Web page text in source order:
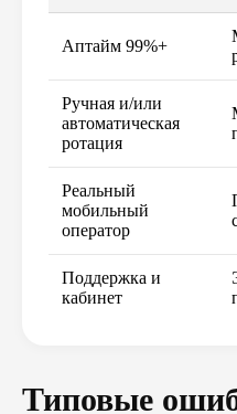
Аптайм 99%+
Ручная и/или
автоматическая
ротация
Реальный
мобильный
оператор
Поддержка и
кабинет
Типовые